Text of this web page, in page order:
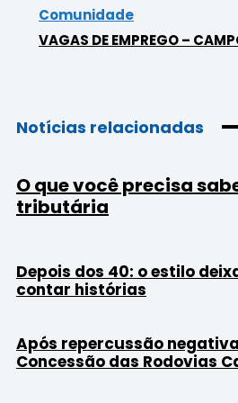
Comunidade
VAGAS DE EMPREGO –
Notícias relacionadas
O que você precisa
tributária
Depois dos 40: o estilo
contar histórias
Após repercussão
Concessão das Rodovias